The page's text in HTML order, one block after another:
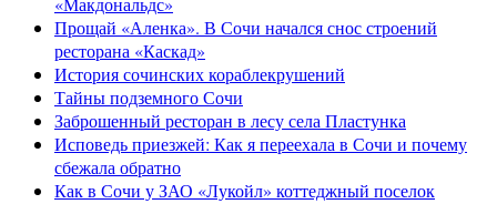
Прощай «Аленка». В Сочи начался снос строений
ресторана «Каскад»
История сочинских кораблекрушений
Тайны подземного Сочи
Заброшенный ресторан в лесу села Пластунка
Исповедь приезжей: Как я переехала в Сочи и почему
сбежала обратно
Как в Сочи у ЗАО «Лукойл» коттеджный поселок